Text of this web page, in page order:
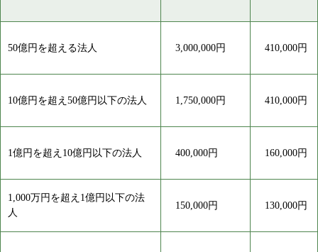
50億円を超える法人 3,000,000円 410,000円
10億円を超え50億円以下の法人 1,750,000円 410,000円
1億円を超え10億円以下の法人 400,000円 160,000円
1,000万円を超え1億円以下の法
人
150,000円 130,000円